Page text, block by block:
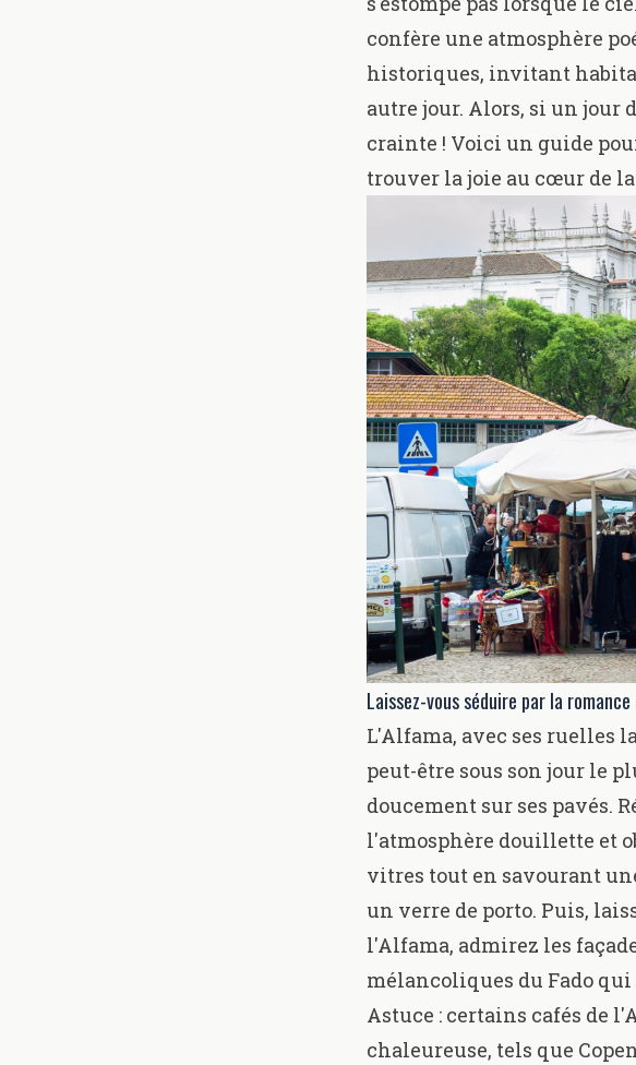
confère une atmosphère
historiques, invitant
autre jour. Alors, si un jour
crainte ! Voici un guide
trouver la joie au cœur de
Laissez-vous séduire par la
L'Alfama, avec ses ruelles
peut-être sous son jour le
doucement sur ses pavés.
l'atmosphère douillette et
vitres tout en savourant
un verre de porto. Puis,
l'Alfama, admirez les
mélancoliques du Fado
Astuce : certains cafés de
chaleureuse, tels que